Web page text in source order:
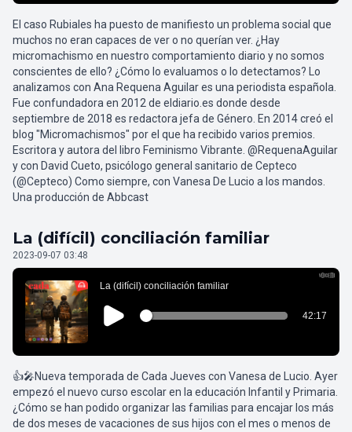
El caso Rubiales ha puesto de manifiesto un problema social que
muchos no eran capaces de ver o no querían ver. ¿Hay
micromachismo en nuestro comportamiento diario y no somos
conscientes de ello? ¿Cómo lo evaluamos o lo detectamos? Lo
analizamos con Ana Requena Aguilar es una periodista española.
Fue confundadora en 2012 de eldiario.es donde desde
septiembre de 2018 es redactora jefa de Género. En 2014 creó el
blog "Micromachismos" por el que ha recibido varios premios.
Escritora y autora del libro Feminismo Vibrante. @RequenaAguilar
y con David Cueto, psicólogo general sanitario de Cepteco
(@Cepteco) Como siempre, con Vanesa De Lucio a los mandos.
Una producción de Abbcast
La (difícil) conciliación familiar
2023-09-07 03:48
👍🎤Nueva temporada de Cada Jueves con Vanesa de Lucio. Ayer
empezó el nuevo curso escolar en la educación Infantil y Primaria.
¿Cómo se han podido organizar las familias para encajar los más
de dos meses de vacaciones de sus hijos con el mes o menos de